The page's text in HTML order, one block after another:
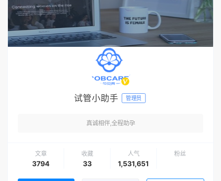
试管小助手 管理员
真诚相伴,全程助孕
文章
3794
收藏
33
人气
1,531,651
粉丝